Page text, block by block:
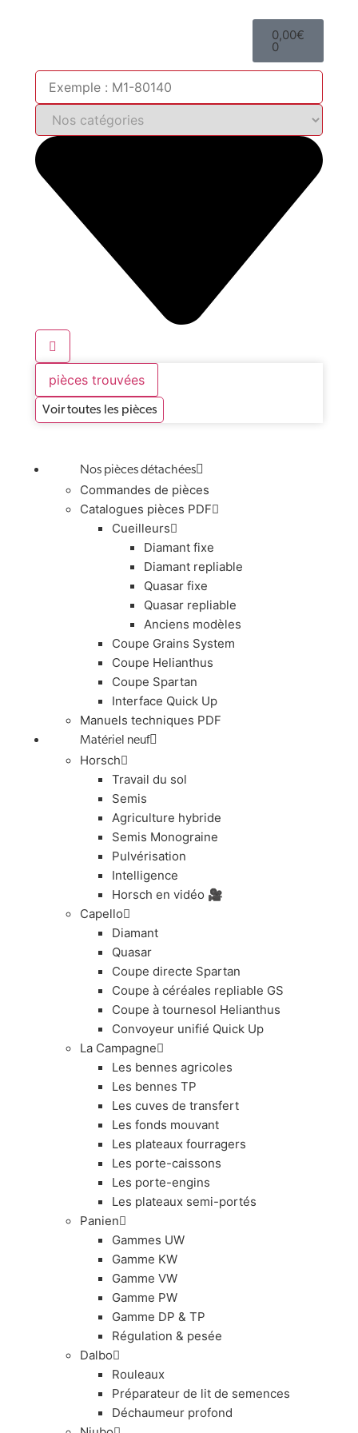
0,00€
0
pièces trouvées
Voir toutes les pièces
Nos pièces détachées
Commandes de pièces
Catalogues pièces PDF
Cueilleurs
Diamant fixe
Diamant repliable
Quasar fixe
Quasar repliable
Anciens modèles
Coupe Grains System
Coupe Helianthus
Coupe Spartan
Interface Quick Up
Manuels techniques PDF
Matériel neuf
Horsch
Travail du sol
Semis
Agriculture hybride
Semis Monograine
Pulvérisation
Intelligence
Horsch en vidéo 🎥
Capello
Diamant
Quasar
Coupe directe Spartan
Coupe à céréales repliable GS
Coupe à tournesol Helianthus
Convoyeur unifié Quick Up
La Campagne
Les bennes agricoles
Les bennes TP
Les cuves de transfert
Les fonds mouvant
Les plateaux fourragers
Les porte-caissons
Les porte-engins
Les plateaux semi-portés
Panien
Gammes UW
Gamme KW
Gamme VW
Gamme PW
Gamme DP & TP
Régulation & pesée
Dalbo
Rouleaux
Préparateur de lit de semences
Déchaumeur profond